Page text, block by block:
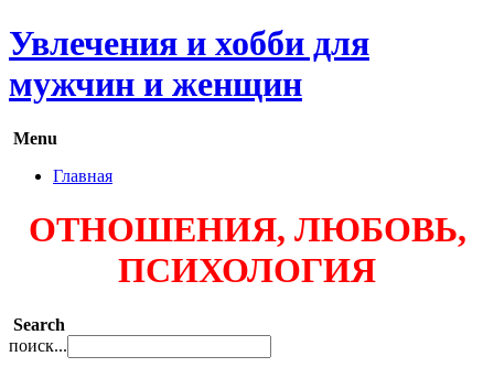
Увлечения и хобби для
мужчин и женщин
Menu
Главная
ОТНОШЕНИЯ, ЛЮБОВЬ,
ПСИХОЛОГИЯ
Search
поиск...